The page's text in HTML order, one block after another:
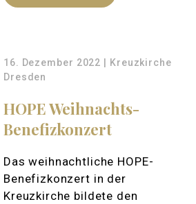
16. Dezember 2022 | Kreuzkirche
Dresden
HOPE Weihnachts-
Benefizkonzert
Das weihnachtliche HOPE-
Benefizkonzert in der
Kreuzkirche bildete den